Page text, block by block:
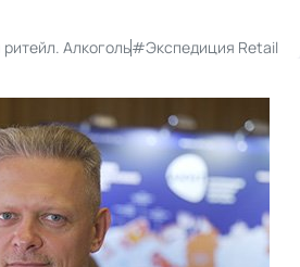
Алкоголь#Экспедиция Retail